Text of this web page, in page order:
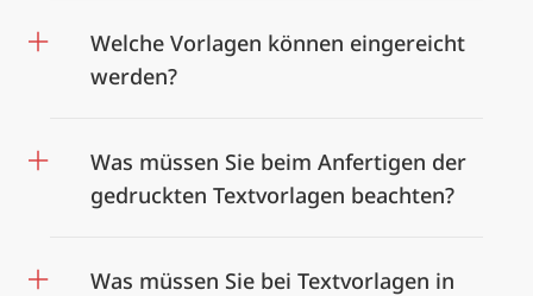
Welche Vorlagen können eingereicht
werden?
Was müssen Sie beim Anfertigen der
gedruckten Textvorlagen beachten?
Was müssen Sie bei Textvorlagen in